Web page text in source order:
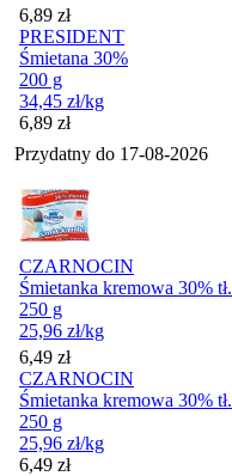
Cena
6,89 zł
PRESIDENT
Śmietana 30%
200 g
34,45 zł/kg
Cena
6,89 zł
Przydatny do 17-08-2026
CZARNOCIN
Śmietanka kremowa 30% tł.
250 g
25,96 zł/kg
Cena
6,49 zł
CZARNOCIN
Śmietanka kremowa 30% tł.
250 g
25,96 zł/kg
Cena
6,49 zł